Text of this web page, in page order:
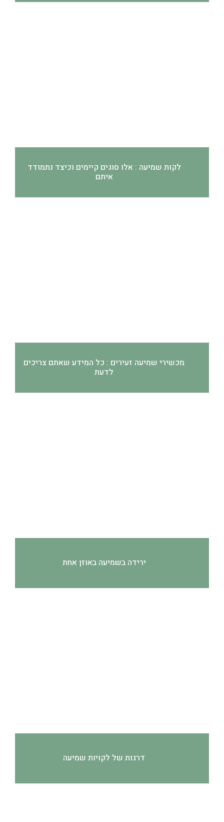
לקות שמיעה : אלו סוגים קיימים וכיצד נתמודד
איתם
מכשירי שמיעה זעירים : כל המידע שאתם צריכים
לדעת
ירידה בשמיעה באוזן אחת
דרגות של לקויות שמיעה